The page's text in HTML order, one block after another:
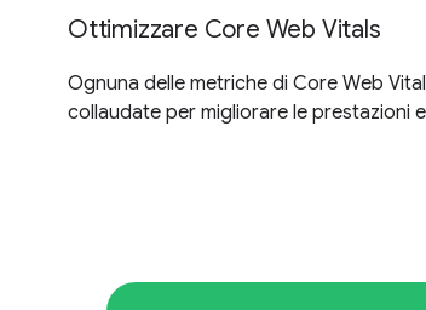
Ottimizzare Core Web Vitals
Ognuna delle metriche di Core Web
collaudate per migliorare le prestazioni